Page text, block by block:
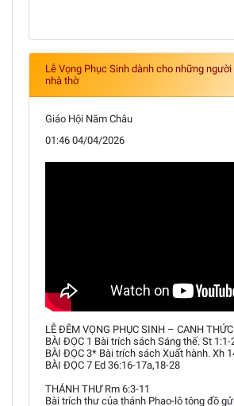
Lễ Vọng Phục Sinh dành cho những
nhà thờ
Giáo Hội Năm Châu
01:46 04/04/2026
LỄ ĐÊM VỌNG PHỤC SINH – CANH
BÀI ĐỌC 1 Bài trích sách Sáng thế. St 1:1-
BÀI ĐỌC 3* Bài trích sách Xuất hành. Xh
BÀI ĐỌC 7 Ed 36:16-17a,18-28
THÁNH THƯ Rm 6:3-11
Bài trích thư của thánh Phao-lô tông đồ